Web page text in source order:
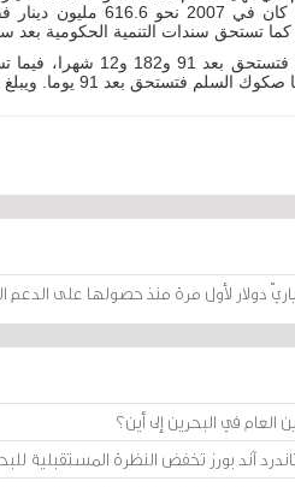
8.705 مليار، فيما
تستحق سندات التنمية الحكومية بعد سنتين،
دولار لأول مرة منذ حصولها على الدعم
العام في البحرين إلى أين؟
آند بورز تخفض النظرة المستقبلية